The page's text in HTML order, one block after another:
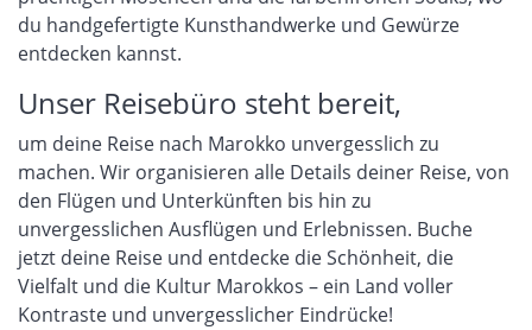
du handgefertigte Kunsthandwerke und Gewürze
entdecken kannst.
Unser Reisebüro steht bereit,
um deine Reise nach Marokko unvergesslich zu
machen. Wir organisieren alle Details deiner Reise, von
den Flügen und Unterkünften bis hin zu
unvergesslichen Ausflügen und Erlebnissen. Buche
jetzt deine Reise und entdecke die Schönheit, die
Vielfalt und die Kultur Marokkos – ein Land voller
Kontraste und unvergesslicher Eindrücke!